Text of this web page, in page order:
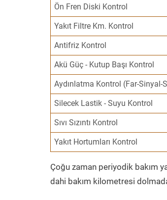
Ön Fren Diski Kontrol
Yakıt Filtre Km. Kontrol
Antifriz Kontrol
Akü Güç - Kutup Başı Kontrol
Aydınlatma Kontrol (Far-Sinyal-
Silecek Lastik - Suyu Kontrol
Sıvı Sızıntı Kontrol
Yakıt Hortumları Kontrol
Çoğu zaman periyodik bakım
dahi bakım kilometresi